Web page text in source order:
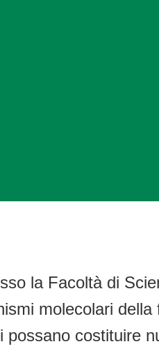
la Facoltà di
molecolari
costituire